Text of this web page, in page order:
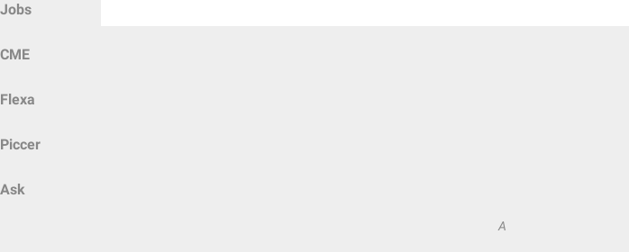
Jobs
CME
Flexa
Piccer
Ask
A